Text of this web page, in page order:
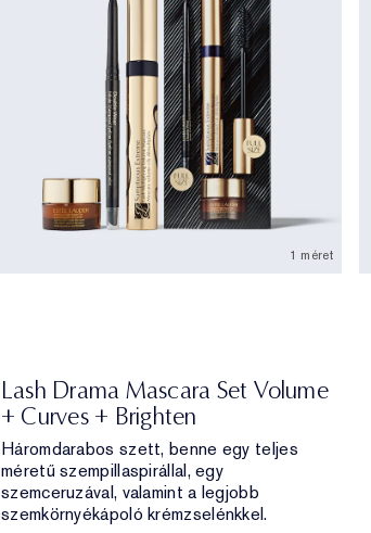
1 méret
Lash Drama Mascara Set Volume
+ Curves + Brighten
Háromdarabos szett, benne egy teljes
méretű szempillaspirállal, egy
szemceruzával, valamint a legjobb
szemkörnyékápoló krémzselénkkel.